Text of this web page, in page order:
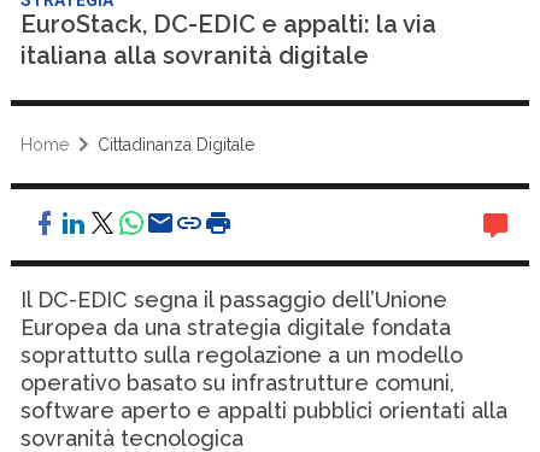
EuroStack, DC-EDIC e appalti: la via
italiana alla sovranità digitale
Home Cittadinanza Digitale
Il DC-EDIC segna il passaggio dell’Unione
Europea da una strategia digitale fondata
soprattutto sulla regolazione a un modello
operativo basato su infrastrutture comuni,
software aperto e appalti pubblici orientati alla
sovranità tecnologica